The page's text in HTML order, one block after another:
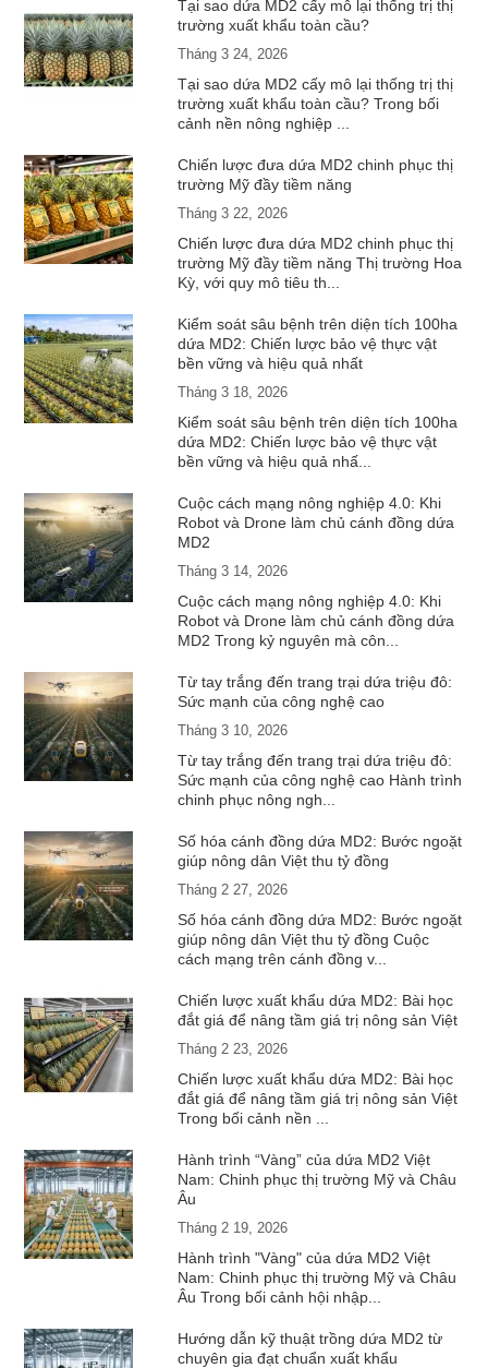
Tại sao dứa MD2 cấy mô lại thống trị thị
trường xuất khẩu toàn cầu?
Tháng 3 24, 2026
Tại sao dứa MD2 cấy mô lại thống trị thị
trường xuất khẩu toàn cầu? Trong bối
cảnh nền nông nghiệp ...
Chiến lược đưa dứa MD2 chinh phục thị
trường Mỹ đầy tiềm năng
Tháng 3 22, 2026
Chiến lược đưa dứa MD2 chinh phục thị
trường Mỹ đầy tiềm năng Thị trường Hoa
Kỳ, với quy mô tiêu th...
Kiểm soát sâu bệnh trên diện tích 100ha
dứa MD2: Chiến lược bảo vệ thực vật
bền vững và hiệu quả nhất
Tháng 3 18, 2026
Kiểm soát sâu bệnh trên diện tích 100ha
dứa MD2: Chiến lược bảo vệ thực vật
bền vững và hiệu quả nhấ...
Cuộc cách mạng nông nghiệp 4.0: Khi
Robot và Drone làm chủ cánh đồng dứa
MD2
Tháng 3 14, 2026
Cuộc cách mạng nông nghiệp 4.0: Khi
Robot và Drone làm chủ cánh đồng dứa
MD2 Trong kỷ nguyên mà côn...
Từ tay trắng đến trang trại dứa triệu đô:
Sức mạnh của công nghệ cao
Tháng 3 10, 2026
Từ tay trắng đến trang trại dứa triệu đô:
Sức mạnh của công nghệ cao Hành trình
chinh phục nông ngh...
Số hóa cánh đồng dứa MD2: Bước ngoặt
giúp nông dân Việt thu tỷ đồng
Tháng 2 27, 2026
Số hóa cánh đồng dứa MD2: Bước ngoặt
giúp nông dân Việt thu tỷ đồng Cuộc
cách mạng trên cánh đồng v...
Chiến lược xuất khẩu dứa MD2: Bài học
đắt giá để nâng tầm giá trị nông sản Việt
Tháng 2 23, 2026
Chiến lược xuất khẩu dứa MD2: Bài học
đắt giá để nâng tầm giá trị nông sản Việt
Trong bối cảnh nền ...
Hành trình “Vàng” của dứa MD2 Việt
Nam: Chinh phục thị trường Mỹ và Châu
Âu
Tháng 2 19, 2026
Hành trình "Vàng" của dứa MD2 Việt
Nam: Chinh phục thị trường Mỹ và Châu
Âu Trong bối cảnh hội nhập...
Hướng dẫn kỹ thuật trồng dứa MD2 từ
chuyên gia đạt chuẩn xuất khẩu